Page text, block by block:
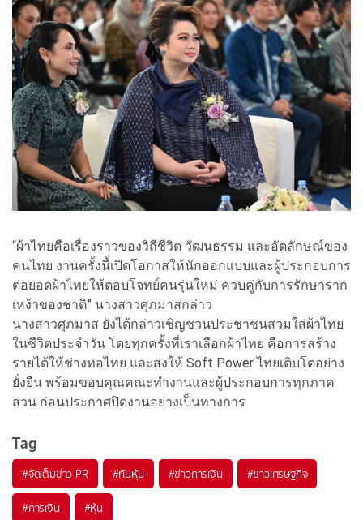
“ผ้าไทยคือเรื่องราวของวิถีชีวิต วัฒนธรรม และอัตลักษณ์ของ
คนไทย งานครั้งนี้เปิดโอกาสให้นักออกแบบและผู้ประกอบการ
ต่อยอดผ้าไทยให้ตอบโจทย์คนรุ่นใหม่ ควบคู่กับการรักษาราก
เหง้าของชาติ” นางสาวศุภมาสกล่าว
นางสาวศุภมาส ยังได้กล่าวเชิญชวนประชาชนสวมใส่ผ้าไทย
ในชีวิตประจำวัน โดยทุกครั้งที่เราเลือกผ้าไทย คือการสร้าง
รายได้ให้ช่างทอไทย และส่งให้ Soft Power ไทยเติบโตอย่าง
ยั่งยืน พร้อมขอบคุณคณะทำงานและผู้ประกอบการทุกภาค
ส่วน ก่อนประกาศปิดงานอย่างเป็นทางการ
Tag
#จัดเต็มข่าว PR #ทันหุ้น #ข่าวการเงิน #ข่าวเศรษฐกิจ
#การเงิน #หุ้น